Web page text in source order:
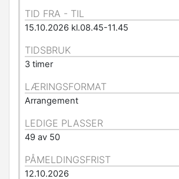
TID FRA - TIL
15.10.2026 kl.08.45-11.45
TIDSBRUK
3 timer
LÆRINGSFORMAT
Arrangement
LEDIGE PLASSER
49 av 50
PÅMELDINGSFRIST
12.10.2026